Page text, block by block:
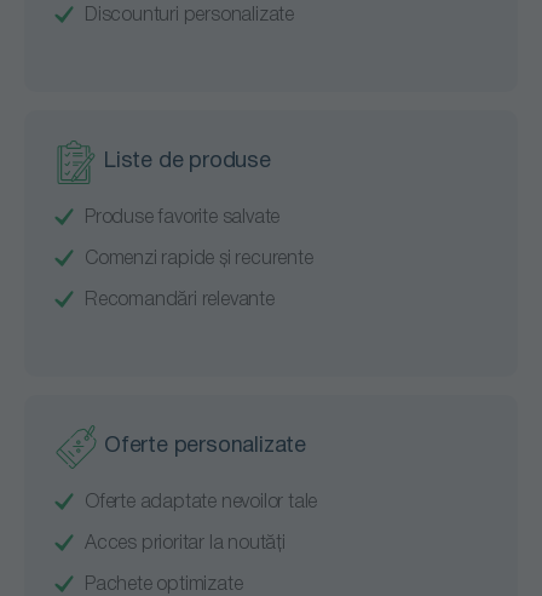
Discounturi personalizate
Liste de produse
Produse favorite salvate
Comenzi rapide și recurente
Recomandări relevante
Oferte personalizate
Oferte adaptate nevoilor tale
Acces prioritar la noutăți
Pachete optimizate